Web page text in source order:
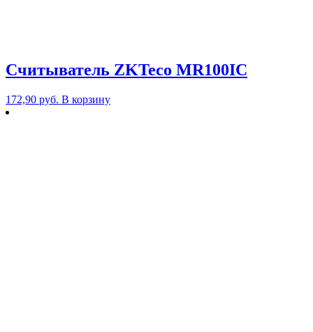
Cчитыватель ZKTeco MR100IC
172,90 руб. В корзину